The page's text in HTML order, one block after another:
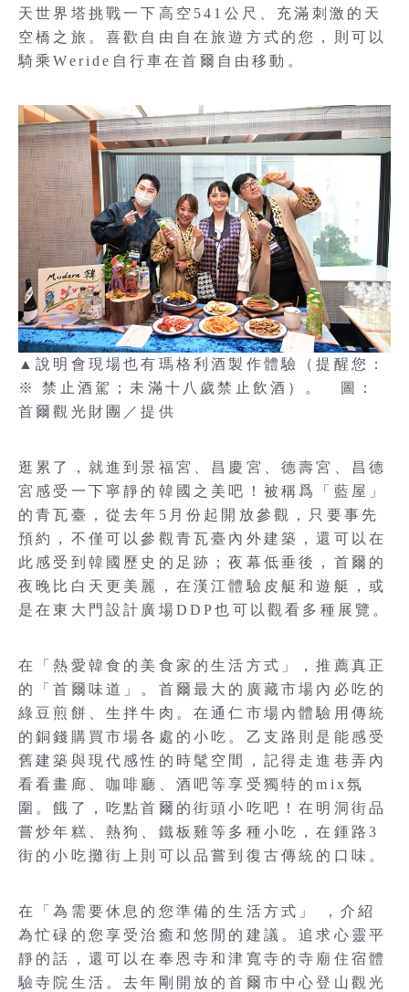
天世界塔挑戰一下高空541公尺、充滿刺激的天
空橋之旅。喜歡自由自在旅遊方式的您，則可以
騎乘Weride自行車在首爾自由移動。
▲說明會現場也有瑪格利酒製作體驗（提醒您：
※ 禁止酒駕；未滿十八歲禁止飲酒）。 圖：
首爾觀光財團／提供
逛累了，就進到景福宮、昌慶宮、德壽宮、昌德
宮感受一下寧靜的韓國之美吧！被稱爲「藍屋」
的青瓦臺，從去年5月份起開放參觀，只要事先
預約，不僅可以參觀青瓦臺內外建築，還可以在
此感受到韓國歷史的足跡；夜幕低垂後，首爾的
夜晚比白天更美麗，在漢江體驗皮艇和遊艇，或
是在東大門設計廣場DDP也可以觀看多種展覽。
在「熱愛韓食的美食家的生活方式」，推薦真正
的「首爾味道」。首爾最大的廣藏市場內必吃的
綠豆煎餅、生拌牛肉。在通仁市場內體驗用傳統
的銅錢購買市場各處的小吃。乙支路則是能感受
舊建築與現代感性的時髦空間，記得走進巷弄內
看看畫廊、咖啡廳、酒吧等享受獨特的mix氛
圍。餓了，吃點首爾的街頭小吃吧！在明洞街品
嘗炒年糕、熱狗、鐵板雞等多種小吃，在鍾路3
街的小吃攤街上則可以品嘗到復古傳統的口味。
在「為需要休息的您準備的生活方式」 ，介紹
為忙碌的您享受治癒和悠閒的建議。追求心靈平
靜的話，還可以在奉恩寺和津寬寺的寺廟住宿體
驗寺院生活。去年剛開放的首爾市中心登山觀光